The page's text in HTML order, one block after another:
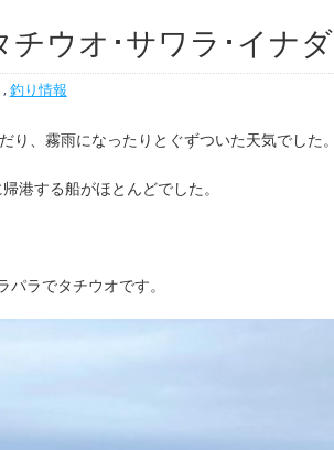
ウオ･サワラ･イナダ
,釣り情報
、霧雨になったりとぐずついた天気でした。
港する船がほとんどでした。
ラでタチウオです。